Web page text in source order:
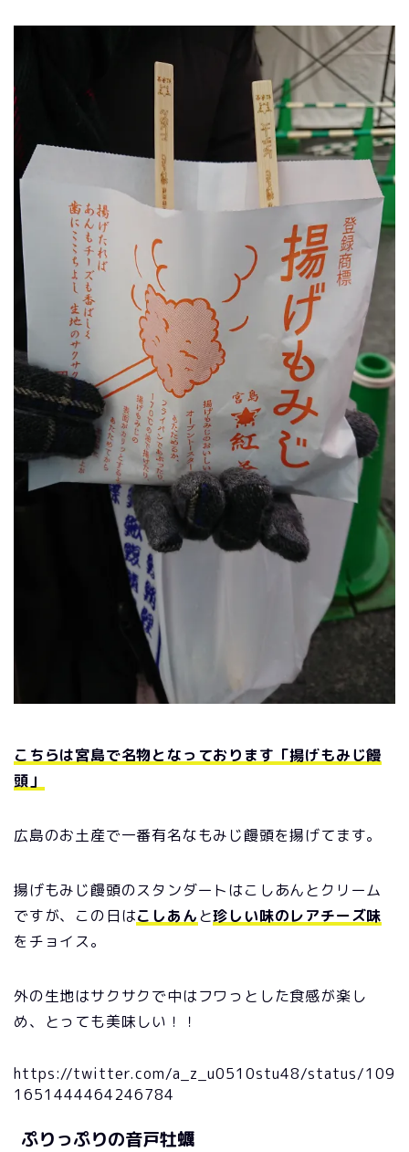
こちらは宮島で名物となっております「揚げもみじ饅
頭」
広島のお土産で一番有名なもみじ饅頭を揚げてます。
揚げもみじ饅頭のスタンダートはこしあんとクリーム
ですが、この日はこしあんと珍しい味のレアチーズ味
をチョイス。
外の生地はサクサクで中はフワっとした食感が楽し
め、とっても美味しい！！
https://twitter.com/a_z_u0510stu48/status/109
1651444464246784
ぷりっぷりの音戸牡蠣